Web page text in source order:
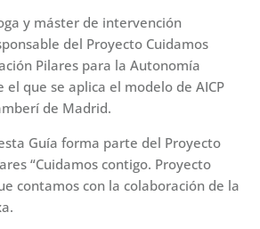
y máster de intervención
del Proyecto Cuidamos
Pilares para la Autonomía
el que se aplica el modelo de AICP
de Madrid.
Guía forma parte del Proyecto
“Cuidamos contigo. Proyecto
contamos con la colaboración de la